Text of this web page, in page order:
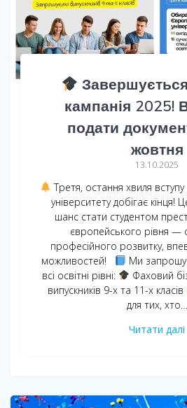
кампанія 2025!
подати
жовтня
13.10.2025
Третя, остання хвиля
університету добігає кінця!
шанс стати студентом
європейського рівня —
професійного розвитку,
можливостей!
Ми
всі освітні рівні:
Фаховий
випускників 9-х та 11-х класів
для тих, хто…
Читати далі